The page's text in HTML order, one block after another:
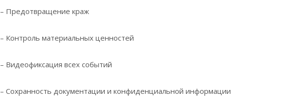
– Предотвращение краж
– Контроль материальных ценностей
– Видеофиксация всех событий
– Сохранность документации и конфиденциальной информации